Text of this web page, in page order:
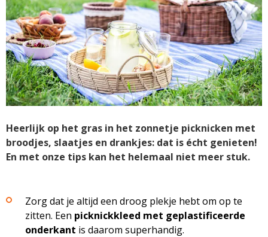
Heerlijk op het gras in het zonnetje picknicken met
broodjes, slaatjes en drankjes: dat is écht genieten!
En met onze tips kan het helemaal niet meer stuk.
Zorg dat je altijd een droog plekje hebt om op te
zitten. Een picknickkleed met geplastificeerde
onderkant is daarom superhandig.